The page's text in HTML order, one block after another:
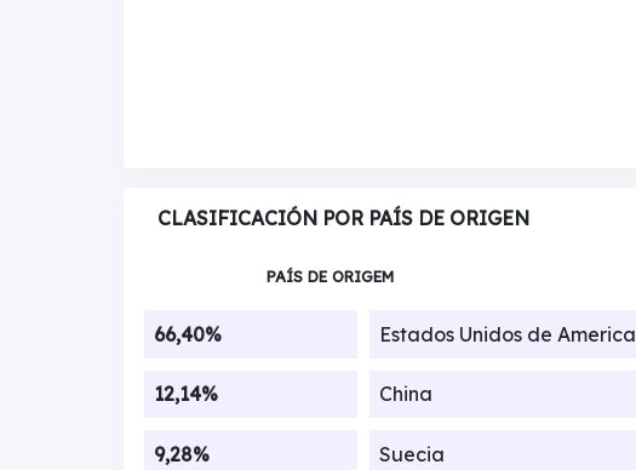
CLASIFICACIÓN POR PAÍS DE ORIGEN
PAÍS DE ORIGEM
66,40% Estados Unidos de America
12,14% China
9,28% Suecia